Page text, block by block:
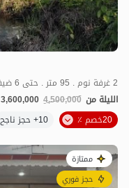
2 غرفة نوم . 95 متر . حتى 6 ضيف
الليلة من 4,500,000
3,600,000
20خصم ٪
10+ حجز ناجح
ممتازة
حجز فوري